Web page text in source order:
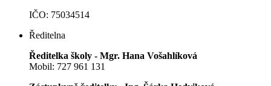
IČO: 75034514
Ředitelna
Ředitelka školy - Mgr. Hana Vošahlíková
Mobil: 727 961 131